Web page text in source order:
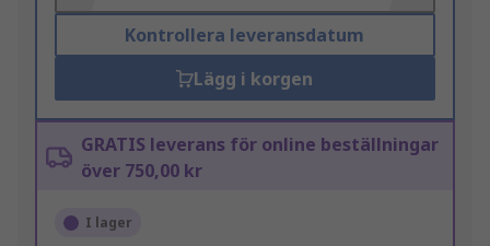
Kontrollera leveransdatum
Lägg i korgen
GRATIS leverans för online beställningar
över 750,00 kr
I lager